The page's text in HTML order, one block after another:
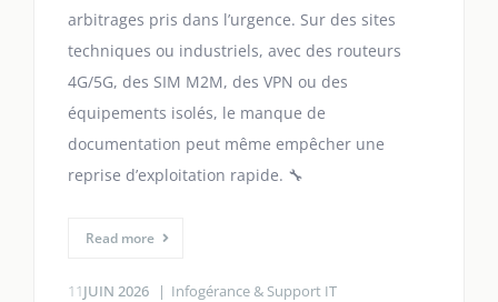
arbitrages pris dans l’urgence. Sur des sites
techniques ou industriels, avec des routeurs
4G/5G, des SIM M2M, des VPN ou des
équipements isolés, le manque de
documentation peut même empêcher une
reprise d’exploitation rapide. 🔧
Read more
11JUIN 2026 Infogérance & Support IT